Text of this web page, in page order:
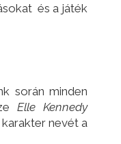
és a játék
során minden
Elle Kennedy
nevét a